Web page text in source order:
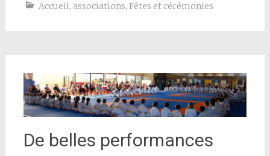
Accueil, associations, Fêtes et cérémonies
De belles performances